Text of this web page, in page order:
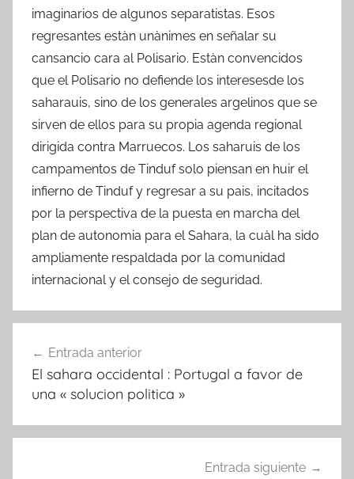
imaginarios de algunos separatistas. Esos
regresantes estàn unànimes en señalar su
cansancio cara al Polisario. Estàn convencidos
que el Polisario no defiende los interesesde los
saharauis, sino de los generales argelinos que se
sirven de ellos para su propia agenda regional
dirigida contra Marruecos. Los saharuis de los
campamentos de Tinduf solo piensan en huir el
infierno de Tinduf y regresar a su pais, incitados
por la perspectiva de la puesta en marcha del
plan de autonomia para el Sahara, la cuàl ha sido
ampliamente respaldada por la comunidad
internacional y el consejo de seguridad.
de
entradas
Entrada anterior
El sahara occidental : Portugal a favor de
una « solucion politica »
Entrada siguiente